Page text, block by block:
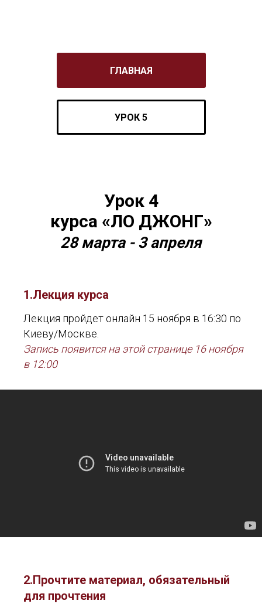
ГЛАВНАЯ
УРОК 5
Урок 4
курса «ЛО ДЖОНГ»
28 марта - 3 апреля
1.Лекция курса
Лекция пройдет онлайн 15 ноября в 16:30 по
Киеву/Москве.
Запись появится на этой странице 16 ноября
в 12:00
2.Прочтите материал, обязательный
для прочтения